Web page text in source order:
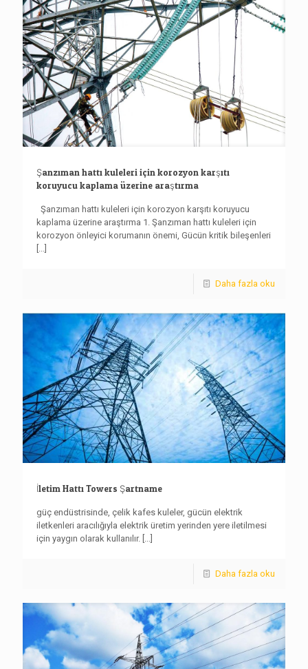
Şanzıman hattı kuleleri için korozyon karşıtı
koruyucu kaplama üzerine araştırma
Şanzıman hattı kuleleri için korozyon karşıtı koruyucu
kaplama üzerine araştırma 1. Şanzıman hattı kuleleri için
korozyon önleyici korumanın önemi, Gücün kritik bileşenleri
[...]
Daha fazla oku
İletim Hattı Towers Şartname
güç endüstrisinde, çelik kafes kuleler, gücün elektrik
iletkenleri aracılığıyla elektrik üretim yerinden yere iletilmesi
için yaygın olarak kullanılır. [...]
Daha fazla oku